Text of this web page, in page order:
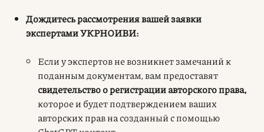
Дождитесь рассмотрения вашей заявки
экспертами УКРНОИВИ:
Если у экспертов не возникнет замечаний к
поданным документам, вам предоставят
свидетельство о регистрации авторского права,
которое и будет подтверждением ваших
авторских прав на созданный с помощью